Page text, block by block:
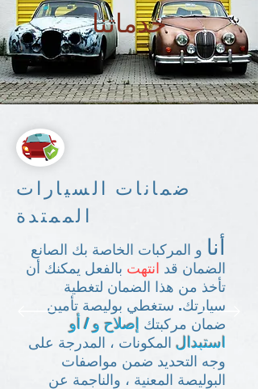
خدماتنا
ضمانات السيارات
الممتدة
أنا و المركبات الخاصة بك الصانع
الضمان قد انتهت بالفعل يمكنك أن
تأخذ من هذا الضمان لتغطية
سيارتك. ستغطي بوليصة تأمين
ضمان مركبتك إصلاح و / أو
استبدال المكونات ، المدرجة على
وجه التحديد ضمن مواصفات
البوليصة المعنية ، والناجمة عن